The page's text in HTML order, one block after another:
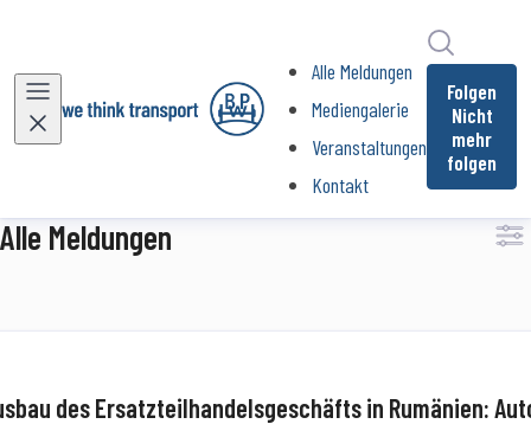
Alle Meldungen
Mediengalerie
Veranstaltungen
Kontakt
Folgen
Nicht
mehr
folgen
Alle Meldungen
des Ersatzteilhandelsgeschäfts in Rumänien: